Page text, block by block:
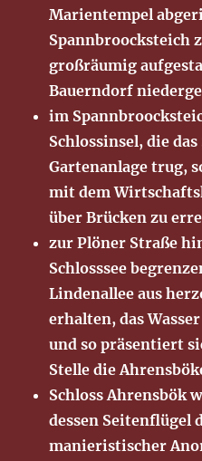
Marientempel
Spannbroocksteich
großräumig
Bauerndorf
im
Schlossinsel, die
Gartenanlage trug,
mit dem
über Brücken zu
zur Plöner Straße
Schlosssee
Lindenallee aus
erhalten, das
und so präsentiert
Stelle die
Schloss Ahrensbök
dessen Seitenflügel
manieristischer